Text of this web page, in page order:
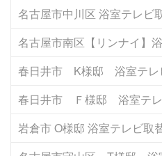
名古屋市中川区 浴室テレビ
名古屋市南区【リンナイ】
春日井市 K様邸 浴室テレ
春日井市 Ｆ様邸 浴室テレ
岩倉市 O様邸 浴室テレビ取